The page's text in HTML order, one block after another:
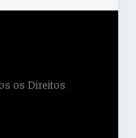
os Direitos